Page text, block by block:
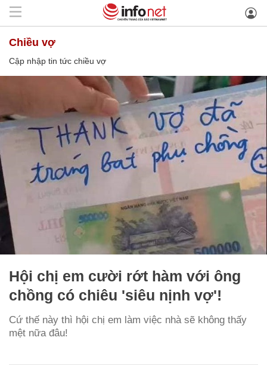
chiều vợ
Cập nhập tin tức chiều vợ
Hội chị em cười rớt hàm với ông
chồng có chiêu 'siêu nịnh vợ'!
Cứ thế này thì hội chị em làm việc nhà sẽ không thấy
mệt nữa đâu!